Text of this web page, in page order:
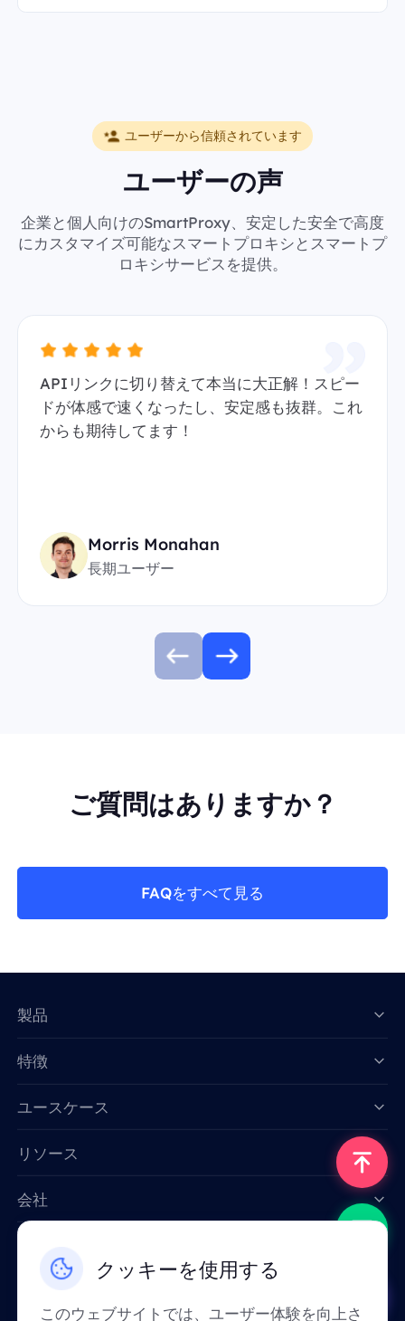
ユーザーから信頼されています
ユーザーの声
企業と個人向けのSmartProxy、安定した安全で高度
にカスタマイズ可能なスマートプロキシとスマートプ
ロキシサービスを提供。
APIリンクに切り替えて本当に大正解！スピー
ドが体感で速くなったし、安定感も抜群。これ
からも期待してます！
Morris Monahan
長期ユーザー
ご質問はありますか？
FAQをすべて見る
クッキーを使用する
このウェブサイトでは、ユーザー体験を向上さ
製品
特徴
ユースケース
リソース
会社
Email: support@smartproxy.org